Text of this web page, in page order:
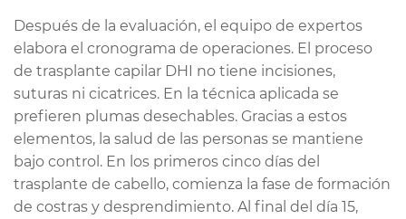
Después de la evaluación, el equipo de expertos
elabora el cronograma de operaciones. El proceso
de trasplante capilar DHI no tiene incisiones,
suturas ni cicatrices. En la técnica aplicada se
prefieren plumas desechables. Gracias a estos
elementos, la salud de las personas se mantiene
bajo control. En los primeros cinco días del
trasplante de cabello, comienza la fase de formación
de costras y desprendimiento. Al final del día 15,